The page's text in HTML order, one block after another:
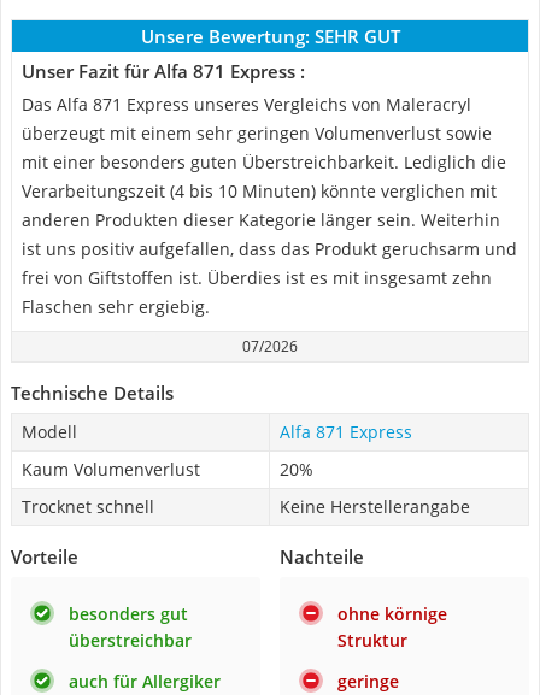
Unsere Bewertung: SEHR GUT
Unser Fazit für Alfa 871 Express :
Das Alfa 871 Express unseres Vergleichs von Maleracryl
überzeugt mit einem sehr geringen Volumenverlust sowie
mit einer besonders guten Überstreichbarkeit. Lediglich die
Verarbeitungszeit (4 bis 10 Minuten) könnte verglichen mit
anderen Produkten dieser Kategorie länger sein. Weiterhin
ist uns positiv aufgefallen, dass das Produkt geruchsarm und
frei von Giftstoffen ist. Überdies ist es mit insgesamt zehn
Flaschen sehr ergiebig.
07/2026
Technische Details
Modell
Alfa 871 Express
Kaum Volumenverlust
20%
Trocknet schnell
Keine Herstellerangabe
Vorteile
besonders gut
überstreichbar
auch für Allergiker
Nachteile
ohne körnige
Struktur
geringe